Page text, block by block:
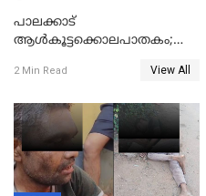
പാലക്കാട്‌
ആൾകൂട്ടക്കൊലപാതകം;
ഊർജ്ജിതമാക്കിമാക്കി
2 Min Read View All